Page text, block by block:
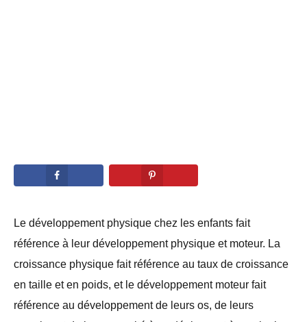
Le développement physique chez les enfants fait
référence à leur développement physique et moteur. La
croissance physique fait référence au taux de croissance
en taille et en poids, et le développement moteur fait
référence au développement de leurs os, de leurs